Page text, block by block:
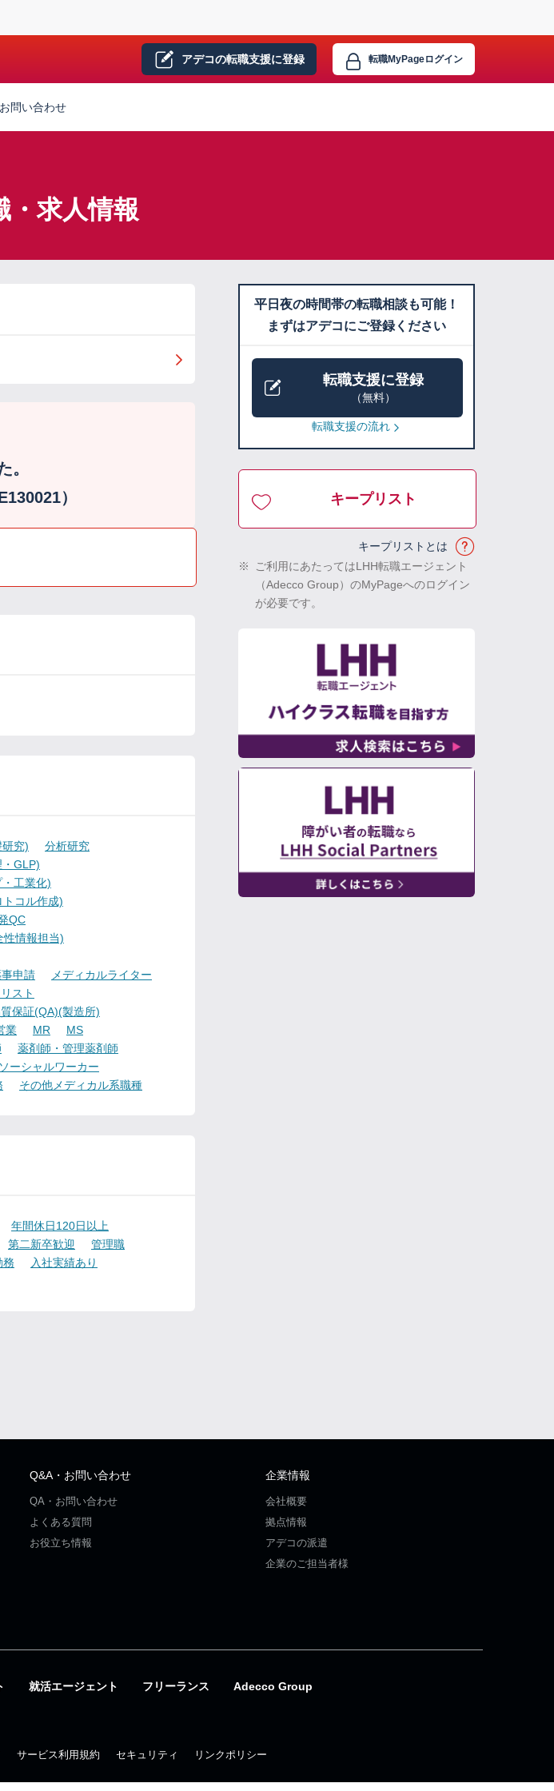
アデコの転職支援に登録 転職MyPageログイン
問い合わせ
・求人情報
。
）
究)
分析研究
GLP)
工業化)
コル作成)
QC
性情報担当)
申請
メディカルライター
スト
保証(QA)(製造所)
業 MR
MS
薬剤師・管理薬剤師
ーシャルワーカー
その他メディカル系職種
年間休日120日以上
第二新卒歓迎
管理職
務
入社実績あり
平日夜の時間帯の転職相談も可能！
まずはアデコにご登録ください
転職支援に登録
（無料）
転職支援の流れ
キープリスト
キープリストとは
※
ご利用にあたってはLHH転職エージェント
（Adecco Group）のMyPageへのログイン
が必要です。
Q&A・お問い合わせ
QA・お問い合わせ
よくある質問
お役立ち情報
企業情報
会社概要
拠点情報
アデコの派遣
企業のご担当者様
就活エージェント フリーランス Adecco Group
サービス利用規約 セキュリティ リンクポリシー